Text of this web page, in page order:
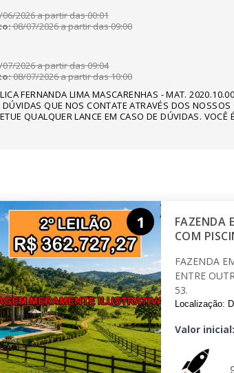
2026 a partir das 00:01
08/07/2026 a partir das 09:00
2026 a partir das 09:04
08/07/2026 a partir das 10:00
FERNANDA LIMA MASCARENHAS - MAT.
DÚVIDAS QUE NOS CONTATE ATRAVÉS DOS
QUALQUER LANCE EM CASO DE DÚVIDAS.
1
FAZENDA
COM
FAZENDA
ENTRE
53.
Localização:
Valor inicial: